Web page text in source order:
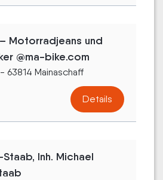
Motorradjeans und
@ma-bike.com
63814 Mainaschaff
Details
Inh. Michael